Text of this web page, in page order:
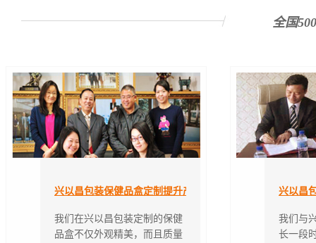
全国
兴以昌包装保健品盒定制提升产品价值
我们在兴以昌包装定制的保健
品盒不仅外观精美，而且质量
兴以昌
我们与
长一段